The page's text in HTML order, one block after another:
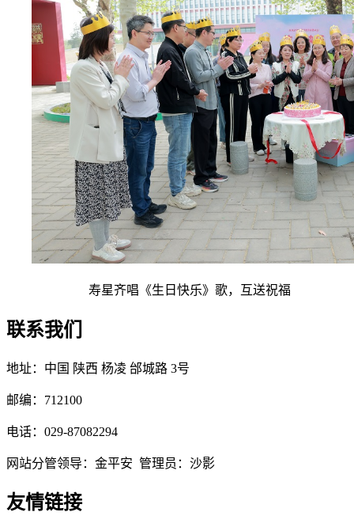
寿星齐唱《生日快乐》歌，互送祝福
联系我们
地址：中国 陕西 杨凌 邰城路 3号
邮编：712100
电话：029-87082294
网站分管领导：金平安 管理员：沙影
友情链接